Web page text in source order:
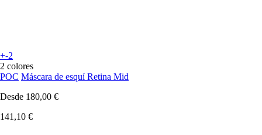
+-2
2 colores
POC Máscara de esquí Retina Mid
Desde 180,00 €
141,10 €